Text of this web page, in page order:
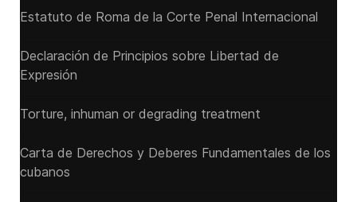
Estatuto de Roma de la Corte Penal Internacional
Declaración de Principios sobre Libertad de
Expresión
Torture, inhuman or degrading treatment
Carta de Derechos y Deberes Fundamentales de los
cubanos